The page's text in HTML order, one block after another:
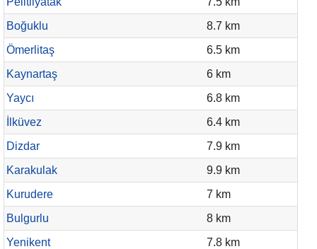
Boğuklu
8.7 km
Ömerlitaş
6.5 km
Kaynartaş
6 km
Yaycı
6.8 km
İlküvez
6.4 km
Dizdar
7.9 km
Karakulak
9.9 km
Kurudere
7 km
Bulgurlu
8 km
Yenikent
7.8 km